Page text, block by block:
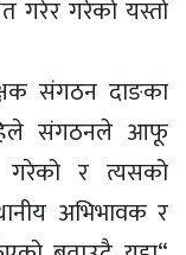
गरेर गरेको यस्तो
संगठन दाङका
संगठनले आफू
गरेको र त्यसको
अभिभावक र